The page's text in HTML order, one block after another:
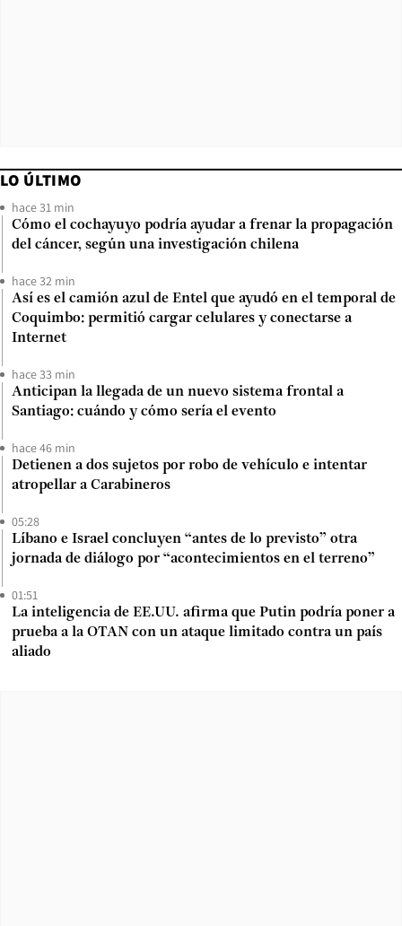
LO ÚLTIMO
hace 31 min
Cómo el cochayuyo podría ayudar a frenar la propagación
del cáncer, según una investigación chilena
hace 32 min
Así es el camión azul de Entel que ayudó en el temporal de
Coquimbo: permitió cargar celulares y conectarse a
Internet
hace 33 min
Anticipan la llegada de un nuevo sistema frontal a
Santiago: cuándo y cómo sería el evento
hace 46 min
Detienen a dos sujetos por robo de vehículo e intentar
atropellar a Carabineros
05:28
Líbano e Israel concluyen “antes de lo previsto” otra
jornada de diálogo por “acontecimientos en el terreno”
01:51
La inteligencia de EE.UU. afirma que Putin podría poner a
prueba a la OTAN con un ataque limitado contra un país
aliado